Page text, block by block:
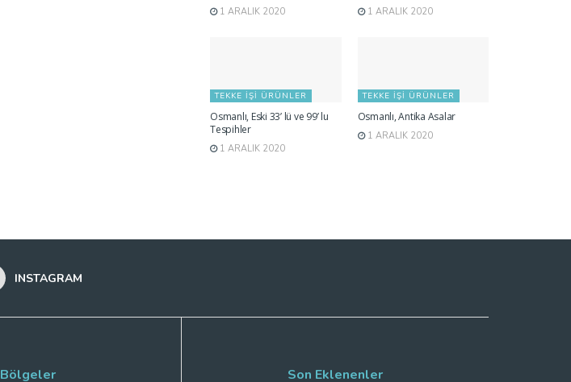
1 ARALIK 2020 1 ARALIK 2020
TEKKE İŞI ÜRÜNLER
Osmanlı, Eski 33’ lü ve 99’ lu
Tespihler
1 ARALIK 2020
TEKKE İŞI ÜRÜNLER
Osmanlı, Antika Asalar
1 ARALIK 2020
INSTAGRAM
Bölgeler Son Eklenenler